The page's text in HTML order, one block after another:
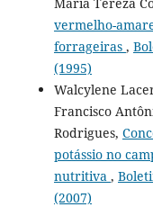
vermelho-
forrageiras ,
(1995)
Walcylene
Francisco
Rodrigues,
potássio no
nutritiva ,
(2007)